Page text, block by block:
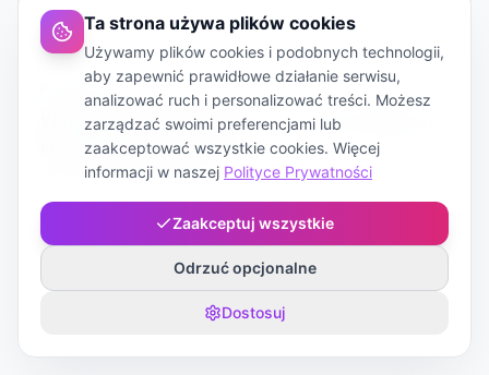
PORADNIK
Wypracowanie maturalne — schemat, długość,
kryteria oceny 2026
13 min · 28 maja 2026
Ta strona używa plików cookies
Używamy plików cookies i podobnych technologii,
aby zapewnić prawidłowe działanie serwisu,
analizować ruch i personalizować treści. Możesz
zarządzać swoimi preferencjami lub
zaakceptować wszystkie cookies. Więcej
informacji w naszej Polityce Prywatności
Zaakceptuj wszystkie
Odrzuć opcjonalne
Dostosuj